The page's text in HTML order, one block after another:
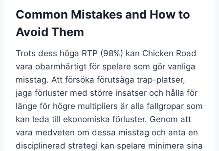
Common Mistakes and How to
Avoid Them
Trots dess höga RTP (98%) kan Chicken Road
vara obarmhärtigt för spelare som gör vanliga
misstag. Att försöka förutsäga trap-platser,
jaga förluster med större insatser och hålla för
länge för högre multipliers är alla fallgropar som
kan leda till ekonomiska förluster. Genom att
vara medveten om dessa misstag och anta en
disciplinerad strategi kan spelare minimera sina